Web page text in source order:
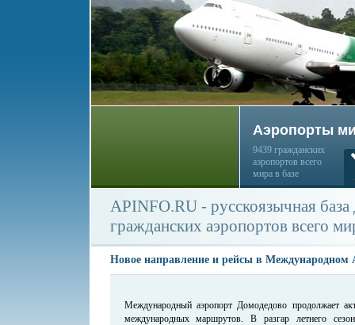
Аэропорты
9439 гражданских
аэропортов всего
мира в базе
APINFO.RU - русскоязычная
гражданских аэропортов всего
Новое направление и рейсы в Международном
Международный аэропорт Домодедово продолжает
международных маршрутов. В разгар летнего